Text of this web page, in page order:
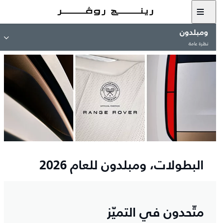
ومبلدون
نظرة عامة
البطولات، ومبلدون للعام 2026
متّحدون في التميّز